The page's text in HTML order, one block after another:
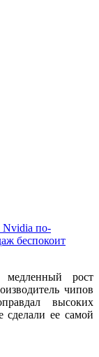
Nvidia по-
беспокоит
медленный рост
чипов
высоких
сделали ее самой